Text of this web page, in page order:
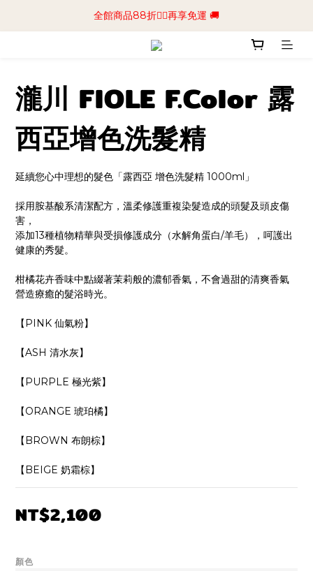
📢加入商城會員領$50💰購物金📢立即註冊
全館商品88折🧔‍♂️再享免運 🚚
📢加入商城會員領$50💰購物金📢立即註冊
瀧川 FIOLE F.Color 露
西亞增色洗髮精
延續您心中理想的髮色「露西亞 增色洗髮精 1000ml」
採用胺基酸系清潔配方，溫柔修護重複染髮造成的頭髮及頭皮傷
害，
添加13種植物精華與受損修護成分（水解角蛋白/羊毛），呵護出
健康的秀髮。
柑橘花卉香味中點綴著茉莉般的濃郁香氣，不會過甜的清爽香氣
營造療癒的髮浴時光。
【PINK 仙氣粉】
【ASH 清水灰】
【PURPLE 極光紫】
【ORANGE 琥珀橘】
【BROWN 布朗棕】
【BEIGE 奶霜棕】
NT$2,100
顏色